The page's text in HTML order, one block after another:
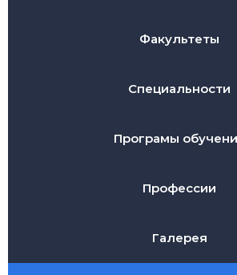
Факультеты
Специальности
Програмы
Профессии
Галерея